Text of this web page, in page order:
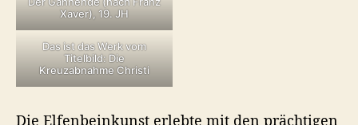
Xaver), 19. JH
Das ist das Werk vom
Titelbild: Die
Kreuzabnahme Christi
Die Elfenbeinkunst erlebte mit den prächtigen